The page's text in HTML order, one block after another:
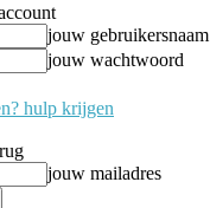
jouw gebruikersnaam
jouw wachtwoord
hulp krijgen
jouw mailadres